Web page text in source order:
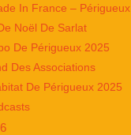
In France – Périgueux
Noël De Sarlat
De Périgueux 2025
Des Associations
De Périgueux 2025